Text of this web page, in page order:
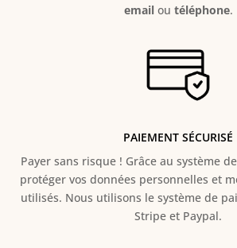
emailou téléphone.
PAIEMENT SÉCURISÉ
Payer sans risque ! Grâce au système
protéger vos données personnelles et
utilisés. Nous utilisons le système de
Stripe et Paypal.